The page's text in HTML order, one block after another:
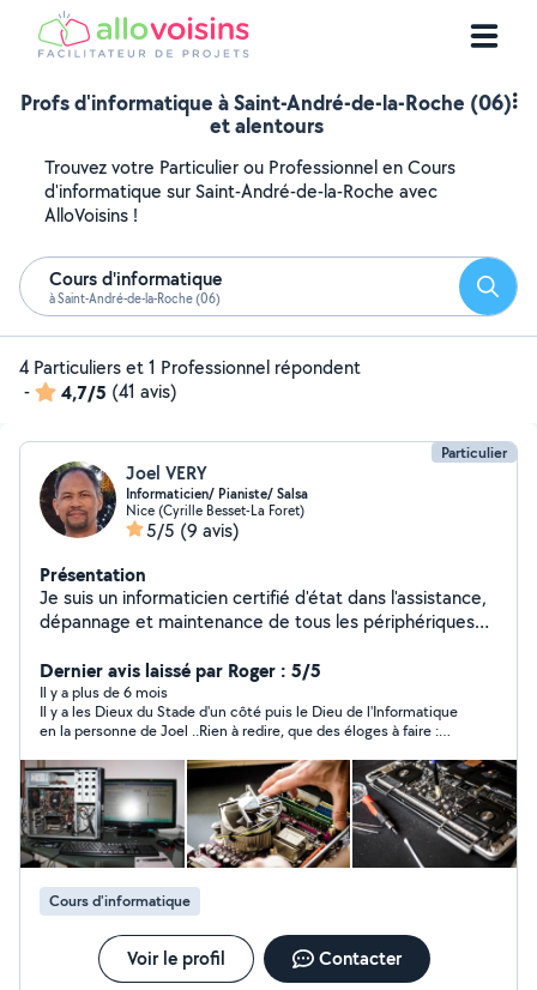
Profs d'informatique à Saint-André-de-la-Roche (06)
et alentours
Trouvez votre Particulier ou Professionnel en Cours
d'informatique sur Saint-André-de-la-Roche avec
AlloVoisins !
Cours d'informatique
à Saint-André-de-la-Roche (06)
4 Particuliers et 1 Professionnel répondent
-
4,7/5 (41 avis)
Particulier
Joel VERY
Informaticien/ Pianiste/ Salsa
Nice (Cyrille Besset-La Foret)
5/5 (9 avis)
Présentation
Je suis un informaticien certifié d'état dans l'assistance,
dépannage et maintenance de tous les périphériques
***************************************************************
************************************* Dépannage /
Assistance / Cours /Hardware / Software / Formatage /
Installation / Nettoyage / Récupération de données /
Montage PC / Conseils /
***************************************************************
************************************* En tant qu'auteur -
compositeur et arrangeur (membre de la SACEM), je
dispense également des cours de piano et de danses
latines (salsa porto, salsa cubaine et bachata).
Dernier avis laissé par Roger : 5/5
Il y a plus de 6 mois
Il y a les Dieux du Stade d'un côté puis le Dieu de l'Informatique
en la personne de Joel ..Rien à redire, que des éloges à faire :
plus que corrects en fonction du dépannage à effectuer. Je
recommande
Cours d'informatique
Voir le profil Contacter